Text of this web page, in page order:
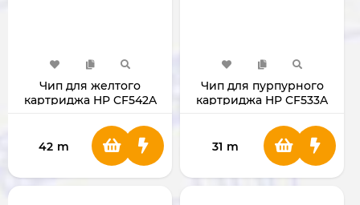
Чип для желтого
картриджа HP CF542A
42 m
Чип для пурпурного
картриджа HP CF533A
31 m